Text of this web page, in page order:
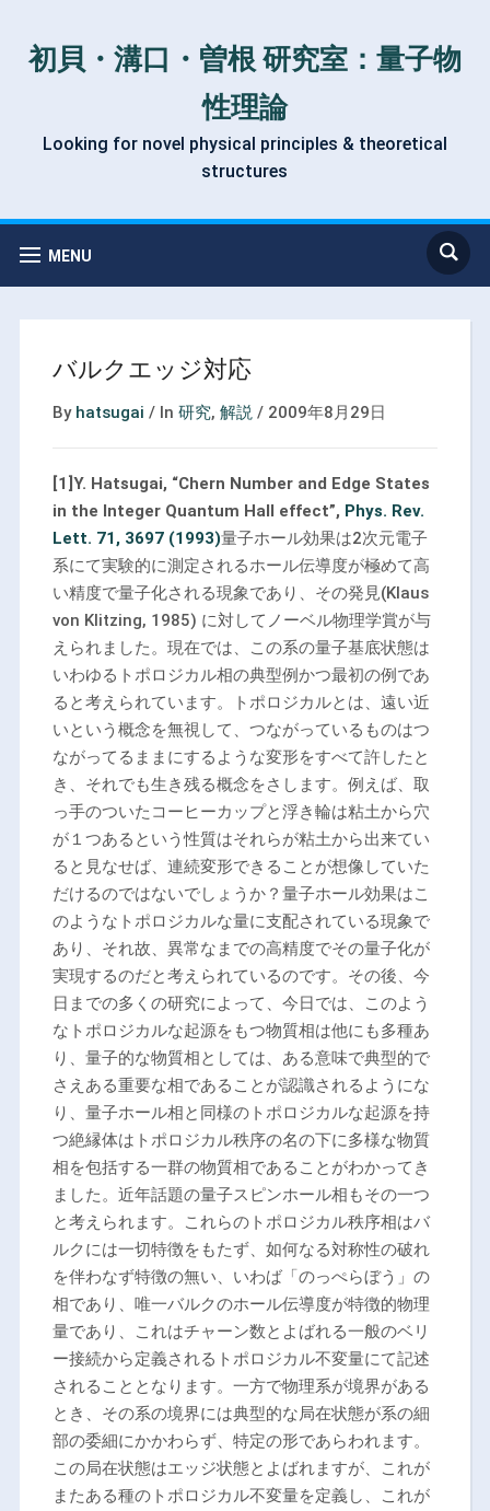
初貝・溝口・曽根 研究室：量子物
性理論
Looking for novel physical principles & theoretical
structures
MENU
バルクエッジ対応
By hatsugai / In 研究, 解説/ 2009年8月29日
[1]Y. Hatsugai, “Chern Number and Edge States
in the Integer Quantum Hall effect”, Phys. Rev.
Lett. 71, 3697 (1993)量子ホール効果は2次元電子
系にて実験的に測定されるホール伝導度が極めて高
い精度で量子化される現象であり、その発見(Klaus
von Klitzing, 1985) に対してノーベル物理学賞が与
えられました。現在では、この系の量子基底状態は
いわゆるトポロジカル相の典型例かつ最初の例であ
ると考えられています。トポロジカルとは、遠い近
いという概念を無視して、つながっているものはつ
ながってるままにするような変形をすべて許したと
き、それでも生き残る概念をさします。例えば、取
っ手のついたコーヒーカップと浮き輪は粘土から穴
が１つあるという性質はそれらが粘土から出来てい
ると見なせば、連続変形できることが想像していた
だけるのではないでしょうか？量子ホール効果はこ
のようなトポロジカルな量に支配されている現象で
あり、それ故、異常なまでの高精度でその量子化が
実現するのだと考えられているのです。その後、今
日までの多くの研究によって、今日では、このよう
なトポロジカルな起源をもつ物質相は他にも多種あ
り、量子的な物質相としては、ある意味で典型的で
さえある重要な相であることが認識されるようにな
り、量子ホール相と同様のトポロジカルな起源を持
つ絶縁体はトポロジカル秩序の名の下に多様な物質
相を包括する一群の物質相であることがわかってき
ました。近年話題の量子スピンホール相もその一つ
と考えられます。これらのトポロジカル秩序相はバ
ルクには一切特徴をもたず、如何なる対称性の破れ
を伴わなず特徴の無い、いわば「のっぺらぼう」の
相であり、唯一バルクのホール伝導度が特徴的物理
量であり、これはチャーン数とよばれる一般のベリ
ー接続から定義されるトポロジカル不変量にて記述
されることとなります。一方で物理系が境界がある
とき、その系の境界には典型的な局在状態が系の細
部の委細にかかわらず、特定の形であらわれます。
この局在状態はエッジ状態とよばれますが、これが
またある種のトポロジカル不変量を定義し、これが